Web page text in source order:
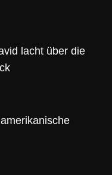
lacht über die